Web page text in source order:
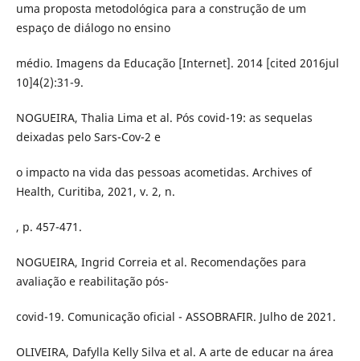
uma proposta metodológica para a construção de um
espaço de diálogo no ensino
médio. Imagens da Educação [Internet]. 2014 [cited 2016jul
10]4(2):31-9.
NOGUEIRA, Thalia Lima et al. Pós covid-19: as sequelas
deixadas pelo Sars-Cov-2 e
o impacto na vida das pessoas acometidas. Archives of
Health, Curitiba, 2021, v. 2, n.
, p. 457-471.
NOGUEIRA, Ingrid Correia et al. Recomendações para
avaliação e reabilitação pós-
covid-19. Comunicação oficial - ASSOBRAFIR. Julho de 2021.
OLIVEIRA, Dafylla Kelly Silva et al. A arte de educar na área